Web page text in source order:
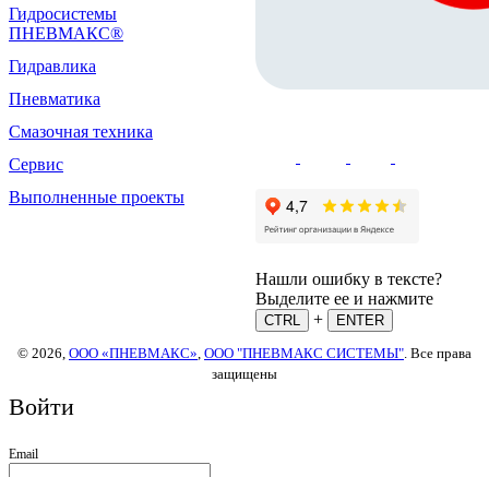
Гидросистемы
ПНЕВМАКС®
Гидравлика
Пневматика
Смазочная техника
Сервис
Выполненные проекты
Нашли ошибку в тексте?
Выделите ее и нажмите
CTRL +
ENTER
© 2026, ООО «ПНЕВМАКС» ООО "ПНЕВМАКС СИСТЕМЫ" . Все права
защищены
Войти
Email